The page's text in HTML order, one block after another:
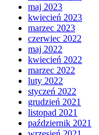
maj 2023
kwiecień 2023
marzec 2023
czerwiec 2022
maj 2022
kwiecień 2022
marzec 2022
luty 2022
styczeń 2022
grudzień 2021
listopad 2021
październik 2021